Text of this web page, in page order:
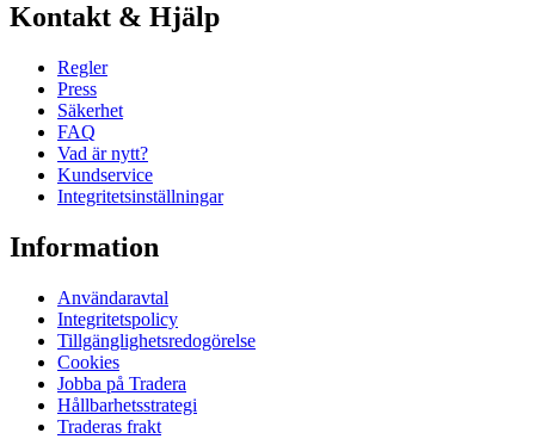
Kontakt & Hjälp
Regler
Press
Säkerhet
FAQ
Vad är nytt?
Kundservice
Integritetsinställningar
Information
Användaravtal
Integritetspolicy
Tillgänglighetsredogörelse
Cookies
Jobba på Tradera
Hållbarhetsstrategi
Traderas frakt